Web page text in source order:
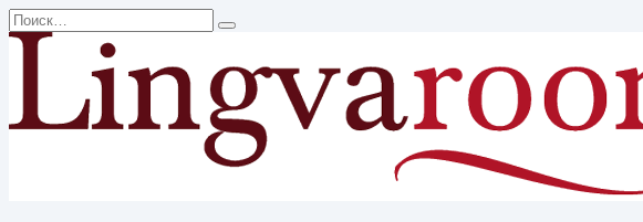
Перейти
к
содержанию
Search
for: